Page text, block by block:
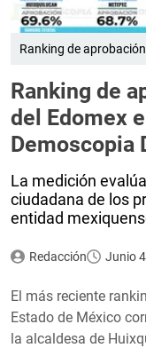
Ranking de
Ranking de
del Edomex
Demoscopia
La medición
ciudadana de los
entidad
Redacción Junio
El más reciente
Estado de México
la alcaldesa de